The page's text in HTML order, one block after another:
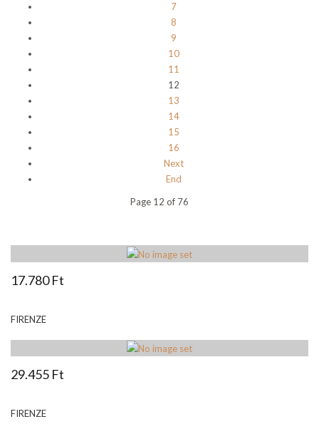
7
8
9
10
11
12
13
14
15
16
Next
End
Page 12 of 76
17.780 Ft
FIRENZE
29.455 Ft
FIRENZE